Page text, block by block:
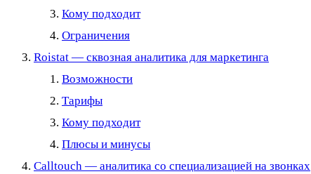
Кому подходит
Ограничения
Roistat — сквозная аналитика для маркетинга
Возможности
Тарифы
Кому подходит
Плюсы и минусы
Calltouch — аналитика со специализацией на звонках